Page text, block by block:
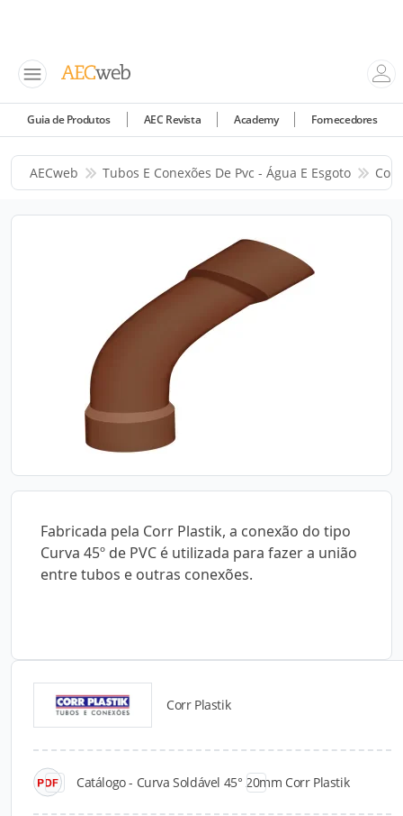
Guia de Produtos AEC Revista Academy Fornecedores
AECweb Tubos E Conexões De Pvc - Água E Esgoto
Fabricada pela Corr Plastik, a conexão do tipo
Curva 45º de PVC é utilizada para fazer a união
entre tubos e outras conexões.
Corr Plastik
Catálogo - Curva Soldável 45° 20mm Corr Plastik
Catálogos para Download